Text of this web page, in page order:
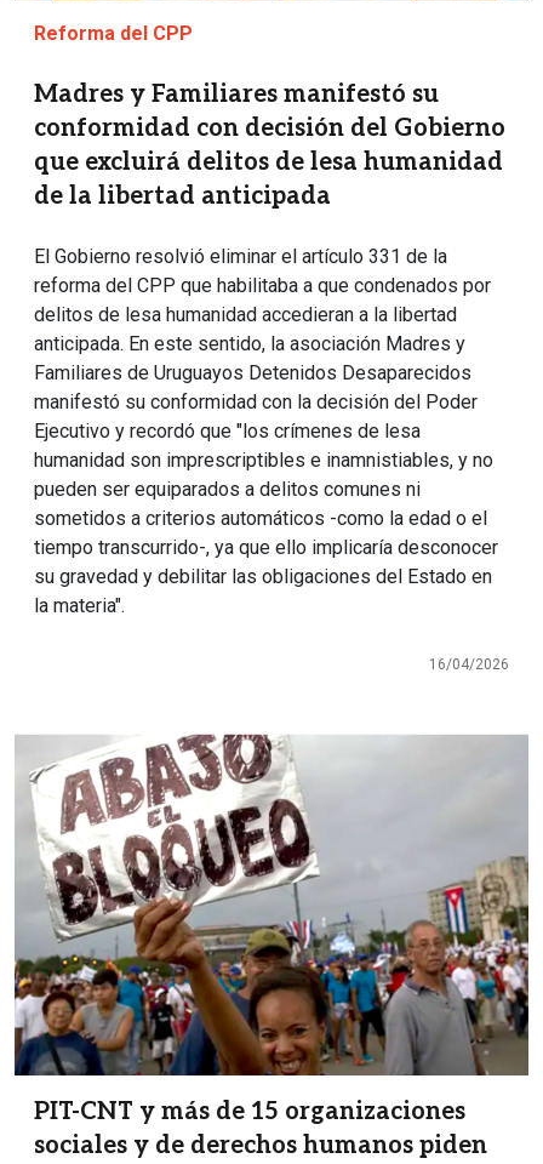
Reforma del CPP
Madres y Familiares manifestó su
conformidad con decisión del Gobierno
que excluirá delitos de lesa humanidad
de la libertad anticipada
El Gobierno resolvió eliminar el artículo 331 de la
reforma del CPP que habilitaba a que condenados por
delitos de lesa humanidad accedieran a la libertad
anticipada. En este sentido, la asociación Madres y
Familiares de Uruguayos Detenidos Desaparecidos
manifestó su conformidad con la decisión del Poder
Ejecutivo y recordó que "los crímenes de lesa
humanidad son imprescriptibles e inamnistiables, y no
pueden ser equiparados a delitos comunes ni
sometidos a criterios automáticos -como la edad o el
tiempo transcurrido-, ya que ello implicaría desconocer
su gravedad y debilitar las obligaciones del Estado en
la materia".
16/04/2026
Imagen
PIT-CNT y más de 15 organizaciones
sociales y de derechos humanos piden